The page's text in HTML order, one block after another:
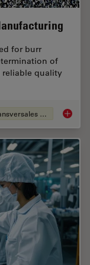
for burr
of
reliable quality
Análisis de cortes transversales para la microelectrónica Burr